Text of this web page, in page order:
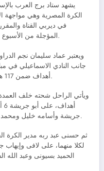
يشهد ستاد برج العرب
الكرة المصرية وهي مواجهة
في ديربي القناة
المؤجلة من الأسبوع الـ 14 من عمر مسابقة الدوري العام.
ويعتبر عماد سليمان نجم
أهداف ضمن 117 هدفًا سجلهم الاسماعيلي في الديربي.
جريشة وأسامه خليل ومحمد صلاح أبو جريشة 5 أهداف لكلا منهم.
لكلا منهما، على لافى وإيهاب